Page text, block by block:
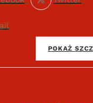
POKAŻ